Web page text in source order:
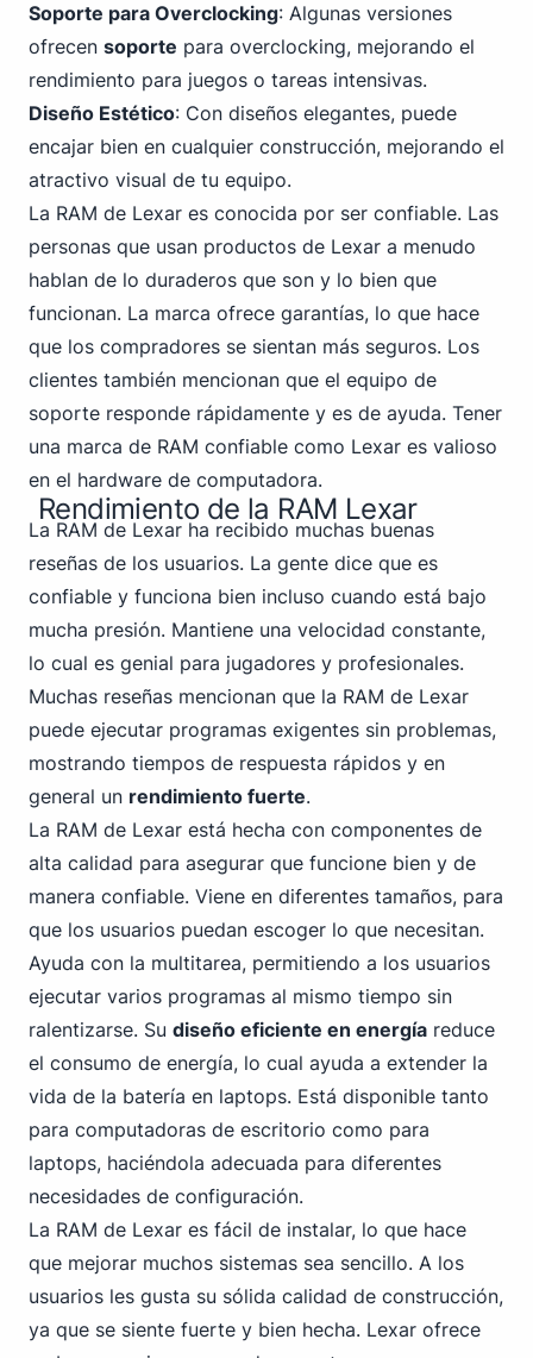
Soporte para Overclocking: Algunas versiones
ofrecen soporte para overclocking, mejorando el
rendimiento para juegos o tareas intensivas.
Diseño Estético: Con diseños elegantes, puede
encajar bien en cualquier construcción, mejorando el
atractivo visual de tu equipo.
La RAM de Lexar es conocida por ser confiable. Las
personas que usan productos de Lexar a menudo
hablan de lo duraderos que son y lo bien que
funcionan. La marca ofrece garantías, lo que hace
que los compradores se sientan más seguros. Los
clientes también mencionan que el equipo de
soporte responde rápidamente y es de ayuda. Tener
una marca de RAM confiable como Lexar es valioso
en el hardware de computadora.
Rendimiento de la RAM Lexar
La RAM de Lexar ha recibido muchas buenas
reseñas de los usuarios. La gente dice que es
confiable y funciona bien incluso cuando está bajo
mucha presión. Mantiene una velocidad constante,
lo cual es genial para jugadores y profesionales.
Muchas reseñas mencionan que la RAM de Lexar
puede ejecutar programas exigentes sin problemas,
mostrando tiempos de respuesta rápidos y en
general un rendimiento fuerte.
La RAM de Lexar está hecha con componentes de
alta calidad para asegurar que funcione bien y de
manera confiable. Viene en diferentes tamaños, para
que los usuarios puedan escoger lo que necesitan.
Ayuda con la multitarea, permitiendo a los usuarios
ejecutar varios programas al mismo tiempo sin
ralentizarse. Su diseño eficiente en energía reduce
el consumo de energía, lo cual ayuda a extender la
vida de la batería en laptops. Está disponible tanto
para computadoras de escritorio como para
laptops, haciéndola adecuada para diferentes
necesidades de configuración.
La RAM de Lexar es fácil de instalar, lo que hace
que mejorar muchos sistemas sea sencillo. A los
usuarios les gusta su sólida calidad de construcción,
ya que se siente fuerte y bien hecha. Lexar ofrece